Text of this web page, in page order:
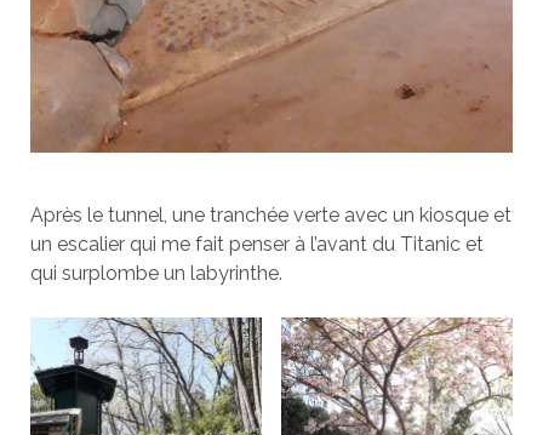
Après le tunnel, une tranchée verte avec un kiosque et
un escalier qui me fait penser à l’avant du Titanic et
qui surplombe un labyrinthe.